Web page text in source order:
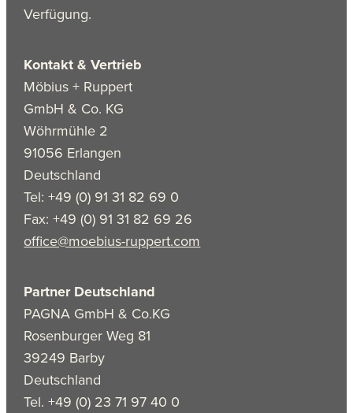
Verfügung.
Kontakt & Vertrieb
Möbius + Ruppert
GmbH & Co. KG
Wöhrmühle 2
91056 Erlangen
Deutschland
Tel: +49 (0) 91 31 82 69 0
Fax: +49 (0) 91 31 82 69 26
office@moebius-ruppert.com
Partner Deutschland
PAGNA GmbH & Co.KG
Rosenburger Weg 81
39249 Barby
Deutschland
Tel. +49 (0) 23 71 97 40 0